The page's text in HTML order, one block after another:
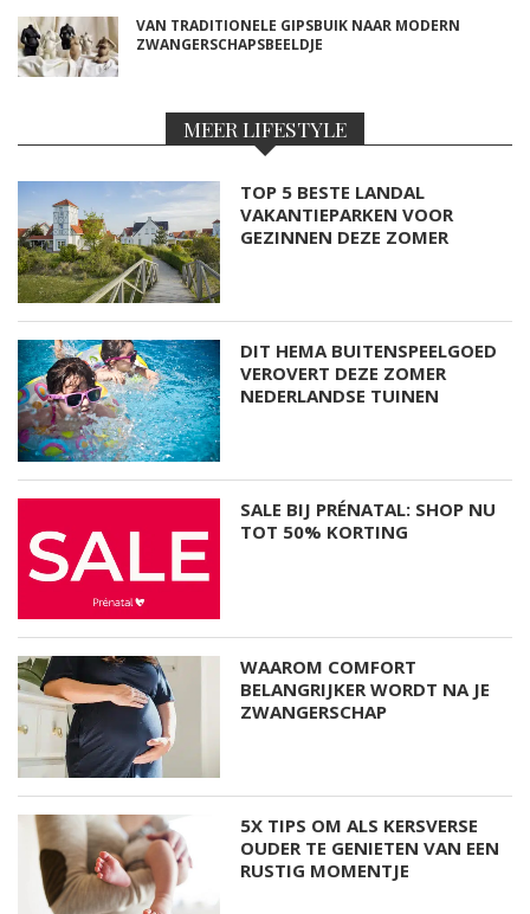
VAN TRADITIONELE GIPSBUIK NAAR MODERN
ZWANGERSCHAPSBEELDJE
MEER LIFESTYLE
TOP 5 BESTE LANDAL
VAKANTIEPARKEN VOOR
GEZINNEN DEZE ZOMER
DIT HEMA BUITENSPEELGOED
VEROVERT DEZE ZOMER
NEDERLANDSE TUINEN
SALE BIJ PRÉNATAL: SHOP NU
TOT 50% KORTING
WAAROM COMFORT
BELANGRIJKER WORDT NA JE
ZWANGERSCHAP
5X TIPS OM ALS KERSVERSE
OUDER TE GENIETEN VAN EEN
RUSTIG MOMENTJE